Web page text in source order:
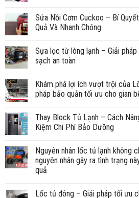
Sửa Nồi Cơm Cuckoo – Bí
Quả Và Nhanh Chóng
Sựa lọc từ lòng lạnh – Giải
sạch an toàn
Khám phá lợi ích vượt trội của
pháp bảo quản tối ưu cho gian
Thay Block Tủ Lạnh – Cách
Kiệm Chi Phí Bảo Dưỡng
Nguyên nhân lốc tủ lạnh không
nguyên nhân gây ra tình trạng
quả
Lốc tủ đông – Giải pháp tối ưu